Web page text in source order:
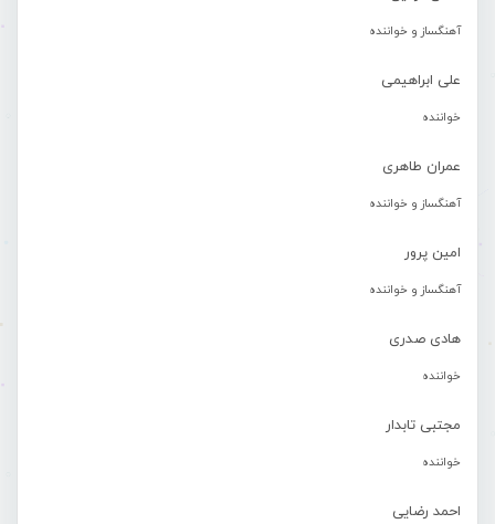
آهنگساز و خواننده
علی ابراهیمی
خواننده
عمران طاهری
آهنگساز و خواننده
امین پرور
آهنگساز و خواننده
هادی صدری
خواننده
مجتبی تابدار
خواننده
احمد رضایی